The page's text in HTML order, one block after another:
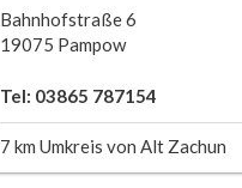
Bahnhofstraße 6
19075 Pampow
Tel: 03865 787154
7 km Umkreis von Alt Zachun